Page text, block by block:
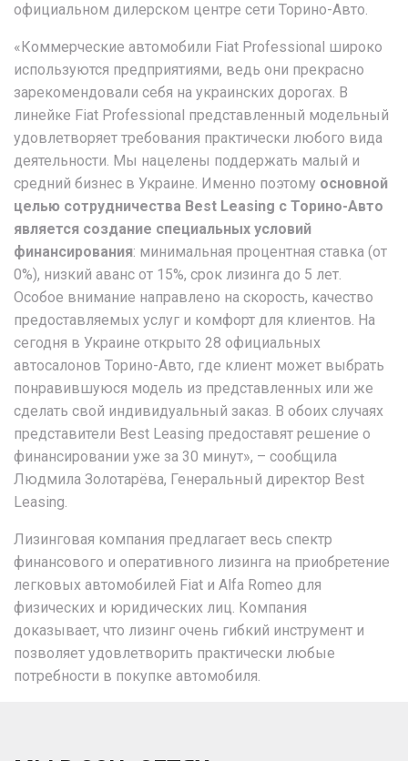
официальном дилерском центре сети Торино-Авто.
«Коммерческие автомобили Fiat Professional широко
используются предприятиями, ведь они прекрасно
зарекомендовали себя на украинских дорогах. В
линейке Fiat Professional представленный модельный
удовлетворяет требования практически любого вида
деятельности. Мы нацелены поддержать малый и
средний бизнес в Украине. Именно поэтому основной
целью сотрудничества Best Leasing с Торино-Авто
является создание специальных условий
финансирования: минимальная процентная ставка (от
0%), низкий аванс от 15%, срок лизинга до 5 лет.
Особое внимание направлено на скорость, качество
предоставляемых услуг и комфорт для клиентов. На
сегодня в Украине открыто 28 официальных
автосалонов Торино-Авто, где клиент может выбрать
понравившуюся модель из представленных или же
сделать свой индивидуальный заказ. В обоих случаях
представители Best Leasing предоставят решение о
финансировании уже за 30 минут», – сообщила
Людмила Золотарёва, Генеральный директор Best
Leasing.
Лизинговая компания предлагает весь спектр
финансового и оперативного лизинга на приобретение
легковых автомобилей Fiat и Alfa Romeo для
физических и юридических лиц. Компания
доказывает, что лизинг очень гибкий инструмент и
позволяет удовлетворить практически любые
потребности в покупке автомобиля.